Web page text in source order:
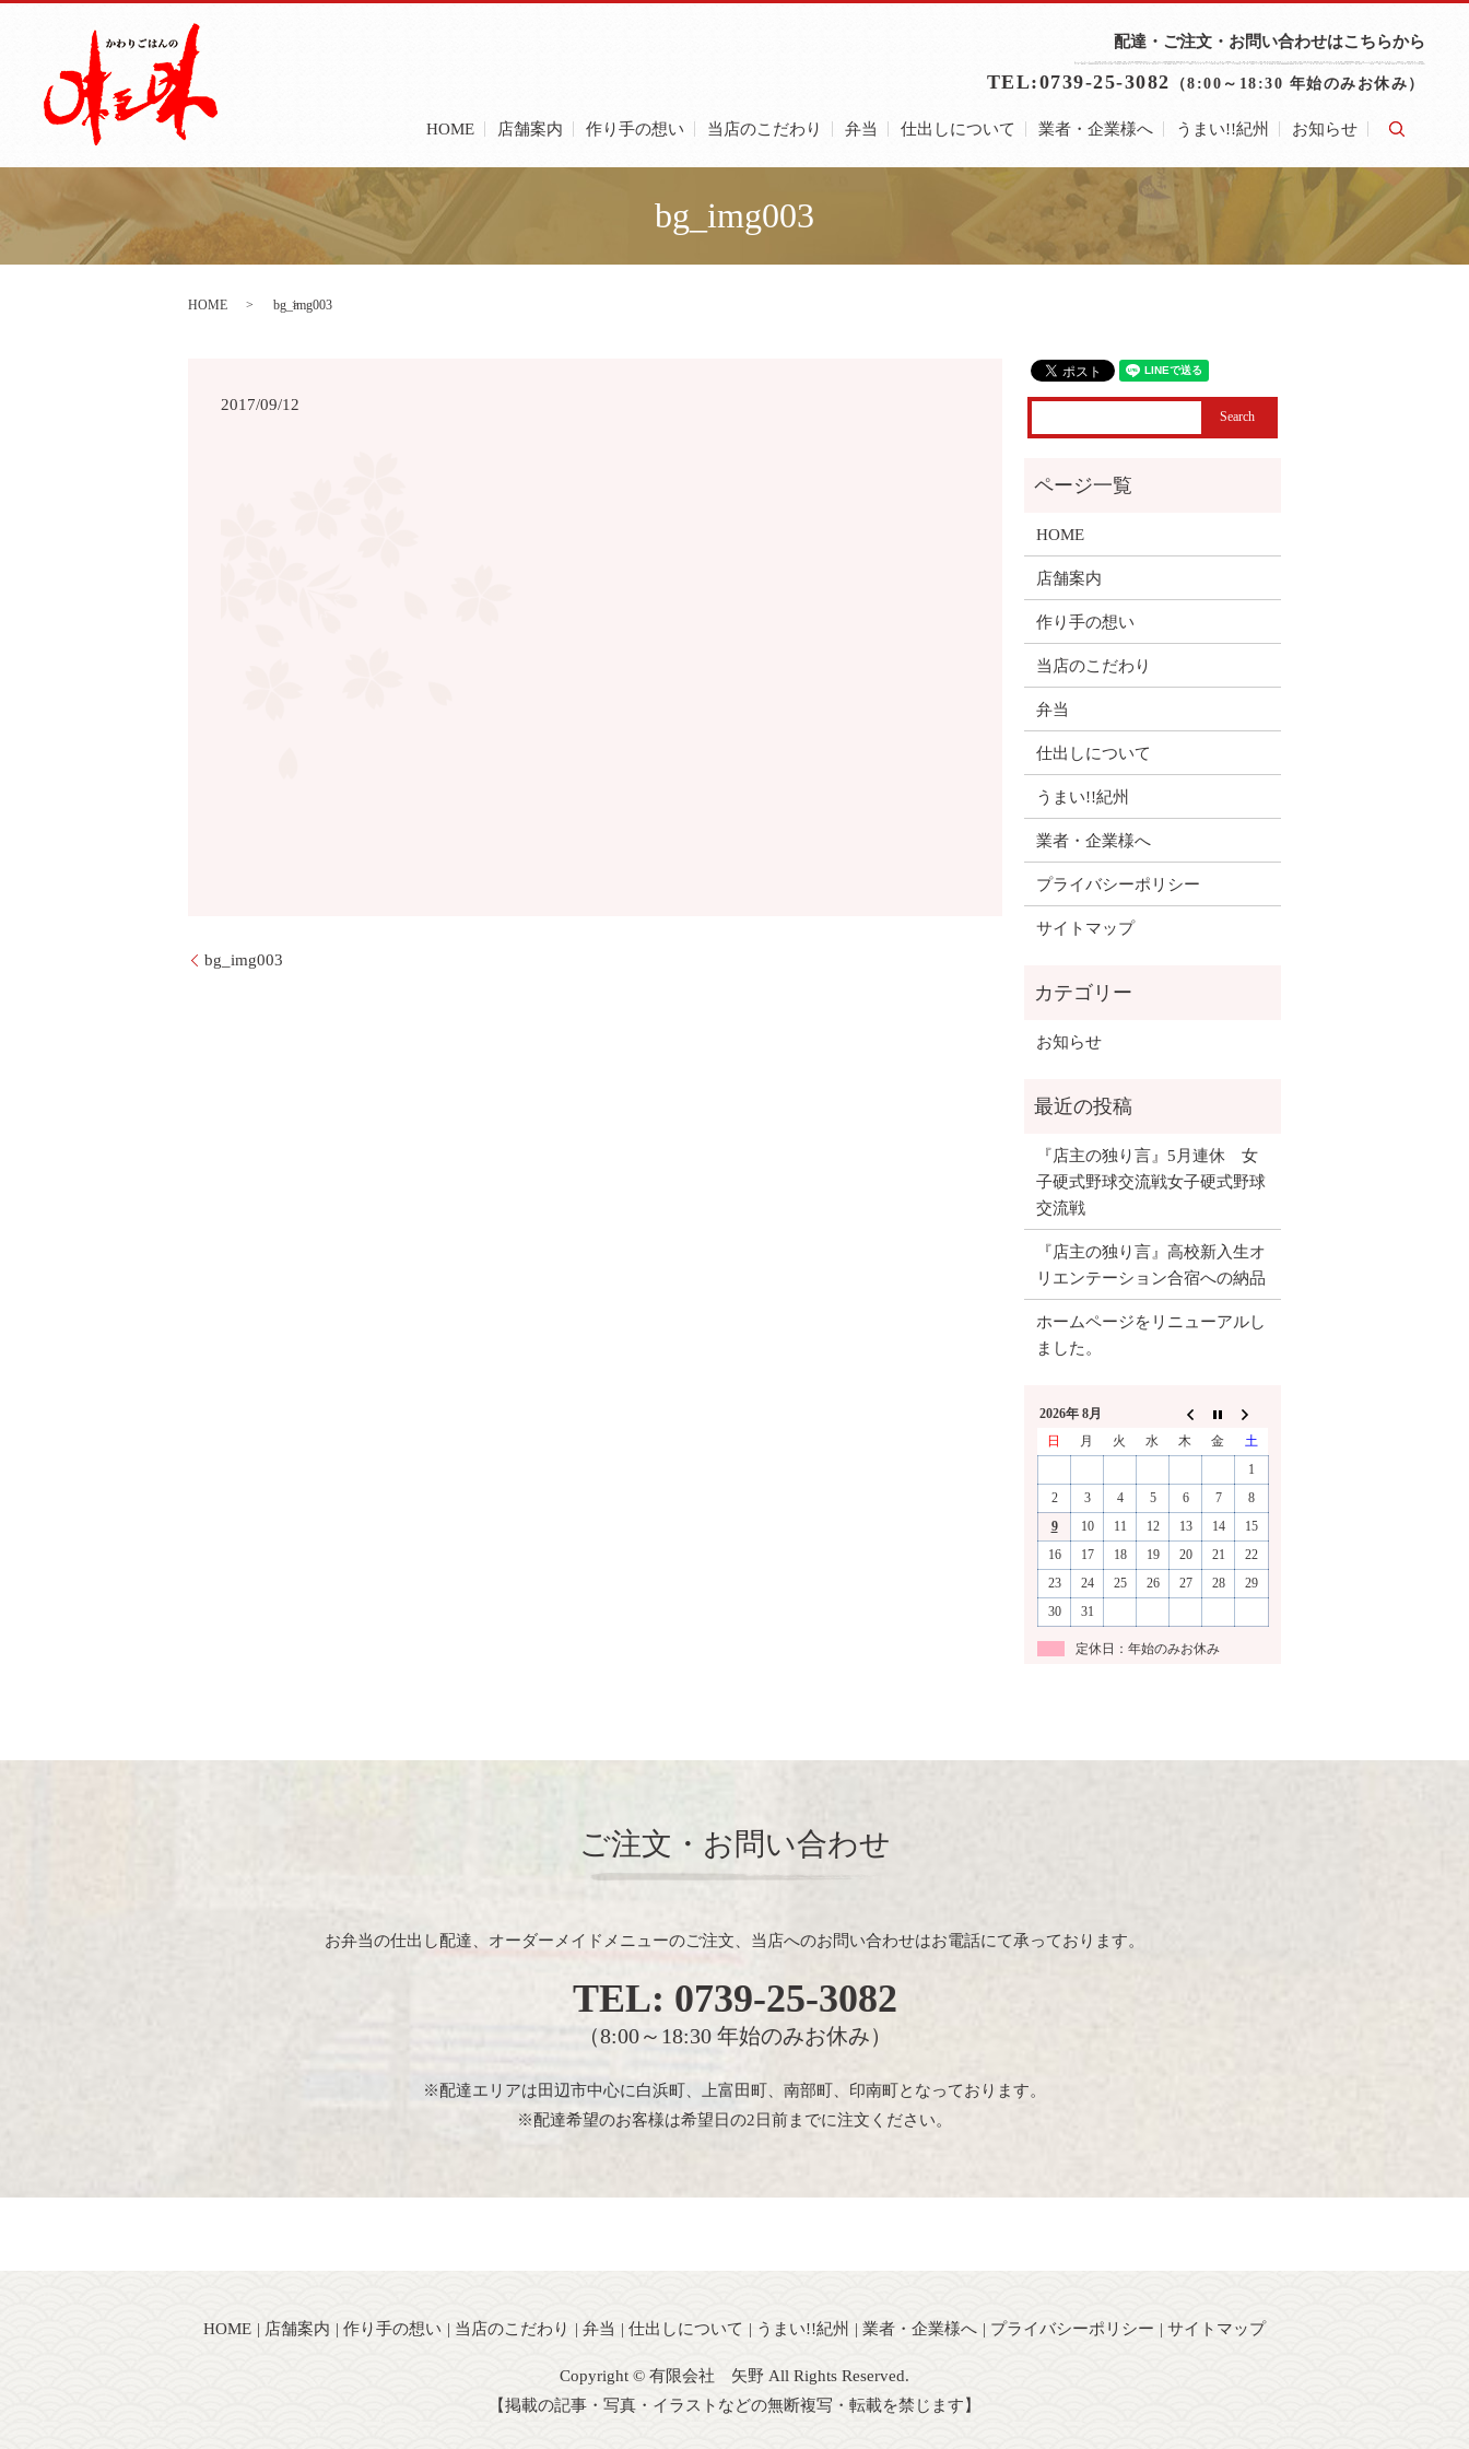
配達・ご注文・お問い合わせはこちらから
TEL:0739-25-3082 （8:00～18:30 年始のみお休み）
HOME 店舗案内 作り手の想い 当店のこだわり 弁当 仕出しについて 業者・企業様へ うまい!!紀州 お知らせ
bg_img003
HOME bg_img003
2017/09/12
bg_img003
HOME
店舗案内
作り手の想い
当店のこだわり
弁当
仕出しについて
うまい!!紀州
業者・企業様へ
プライバシーポリシー
サイトマップ
お知らせ
『店主の独り言』5月連休 女
子硬式野球交流戦女子硬式野球
交流戦
『店主の独り言』高校新入生オ
リエンテーション合宿への納品
ホームページをリニューアルし
ました。
2026年 8月
日
月 火 水 木 金
土
1
2
3 4 5 6 7
8
9
10 11 12 13 14
15
16
17 18 19 20 21
22
23
24 25 26 27 28
29
30
31
定休日：年始のみお休み
ご注文・お問い合わせ
お弁当の仕出し配達、オーダーメイドメニューのご注文、当店へのお問い合わせはお電話にて承っております。
TEL: 0739-25-3082
（8:00～18:30 年始のみお休み）
※配達エリアは田辺市中心に白浜町、上富田町、南部町、印南町となっております。
※配達希望のお客様は希望日の2日前までに注文ください。
HOME 店舗案内 作り手の想い 当店のこだわり 弁当 仕出しについて うまい!!紀州 業者・企業様へ プライバシーポリシー サイトマップ
Copyright © 有限会社 矢野 All Rights Reserved.
【掲載の記事・写真・イラストなどの無断複写・転載を禁じます】